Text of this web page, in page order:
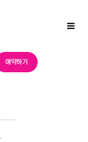
Toggle
예약하기